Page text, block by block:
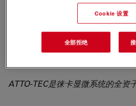
range of pH 2 to 11, used in
620 是一种cationic dye. After
the label carries a net electrical
The label is moderately 亲水性.
ATTO-TEC是徕卡显微系统的全资
Cookie 设置
全部拒绝